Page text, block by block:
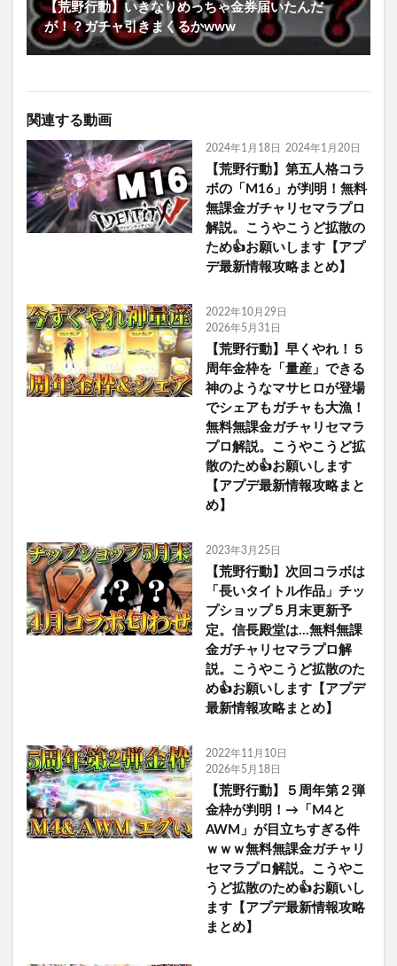
【荒野行動】いきなりめっちゃ金券届いたんだ
が！？ガチャ引きまくるかwww
関連する動画
2024年1月18日 2024年1月20日
【荒野行動】第五人格コラ
ボの「M16」が判明！無料
無課金ガチャリセマラプロ
解説。こうやこうど拡散の
ため👍お願いします【アプ
デ最新情報攻略まとめ】
2022年10月29日
2026年5月31日
【荒野行動】早くやれ！５
周年金枠を「量産」できる
神のようなマサヒロが登場
でシェアもガチャも大漁！
無料無課金ガチャリセマラ
プロ解説。こうやこうど拡
散のため👍お願いします
【アプデ最新情報攻略まと
め】
2023年3月25日
【荒野行動】次回コラボは
「長いタイトル作品」チッ
プショップ５月末更新予
定。信長殿堂は…無料無課
金ガチャリセマラプロ解
説。こうやこうど拡散のた
め👍お願いします【アプデ
最新情報攻略まとめ】
2022年11月10日
2026年5月18日
【荒野行動】５周年第２弾
金枠が判明！→「M4と
AWM」が目立ちすぎる件
ｗｗｗ無料無課金ガチャリ
セマラプロ解説。こうやこ
うど拡散のため👍お願いし
ます【アプデ最新情報攻略
まとめ】